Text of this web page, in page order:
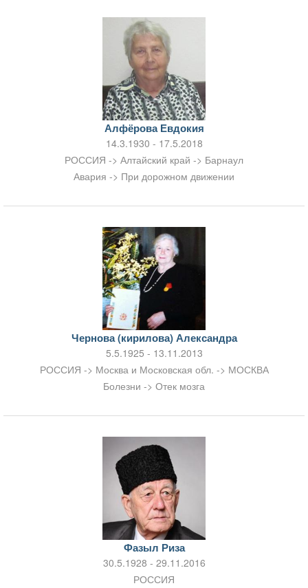
Алфёрова Евдокия
14.3.1930 - 17.5.2018
РОССИЯ -> Алтайский край -> Барнаул
Авария -> При дорожном движении
Чернова (кирилова) Александра
5.5.1925 - 13.11.2013
РОССИЯ -> Москва и Московская обл. -> МОСКВА
Болезни -> Отек мозга
Фазыл Риза
30.5.1928 - 29.11.2016
РОССИЯ